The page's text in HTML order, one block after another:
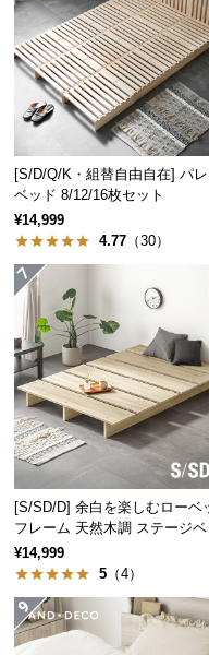
ス
に
つ
い
て
搬
入
経
路
に
い
て
返
品・
キ
ャ
ン
セ
に
い
て
[S/D/Q/K・組替自由自在] パレ
ベッド 8/12/16枚セット
¥14,999
4.77 （30）
[S/SD/D] 余白を楽しむローベ
フレーム 天然木調 ステージベ
ロボット掃除機対応
¥14,999
5 （4）